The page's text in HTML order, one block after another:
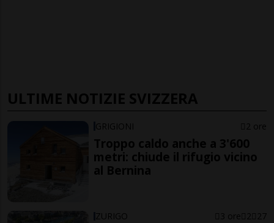
ULTIME NOTIZIE SVIZZERA
GRIGIONI 2 ore
Troppo caldo anche a 3'600
metri: chiude il rifugio vicino
al Bernina
ZURIGO 3 ore 2 27